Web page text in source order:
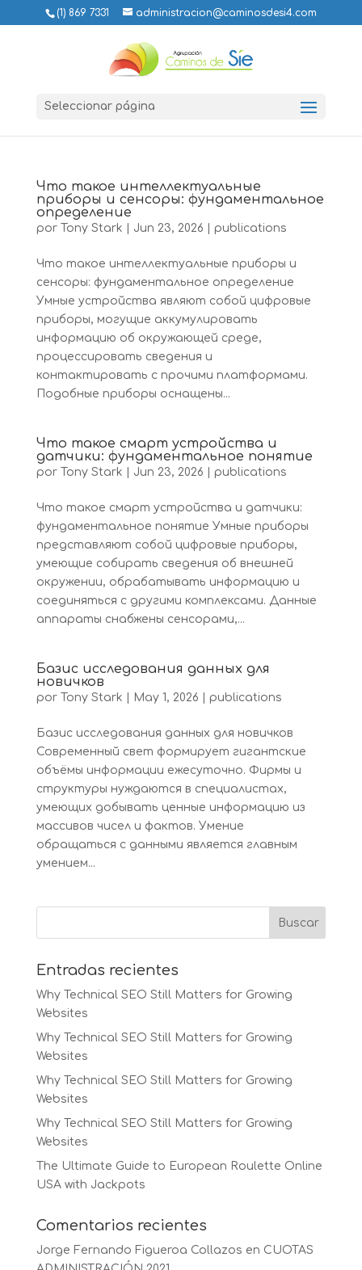
(1) 869 7331 administracion@caminosdesi4.com
Seleccionar página
Что такое интеллектуальные
приборы и сенсоры: фундаментальное
определение
por Tony Stark Jun 23, 2026 publications
Что такое интеллектуальные приборы и
сенсоры: фундаментальное определение
Умные устройства являют собой цифровые
приборы, могущие аккумулировать
информацию об окружающей среде,
процессировать сведения и
контактировать с прочими платформами.
Подобные приборы оснащены...
Что такое смарт устройства и
датчики: фундаментальное понятие
por Tony Stark Jun 23, 2026 publications
Что такое смарт устройства и датчики:
фундаментальное понятие Умные приборы
представляют собой цифровые приборы,
умеющие собирать сведения об внешней
окружении, обрабатывать информацию и
соединяться с другими комплексами. Данные
аппараты снабжены сенсорами,...
Базис исследования данных для
новичков
por Tony Stark May 1, 2026 publications
Базис исследования данных для новичков
Современный свет формирует гигантские
объёмы информации ежесуточно. Фирмы и
структуры нуждаются в специалистах,
умеющих добывать ценные информацию из
массивов чисел и фактов. Умение
обращаться с данными является главным
умением...
Entradas recientes
Why Technical SEO Still Matters for Growing
Websites
Why Technical SEO Still Matters for Growing
Websites
Why Technical SEO Still Matters for Growing
Websites
Why Technical SEO Still Matters for Growing
Websites
The Ultimate Guide to European Roulette Online
USA with Jackpots
Comentarios recientes
Jorge Fernando Figueroa Collazos en CUOTAS